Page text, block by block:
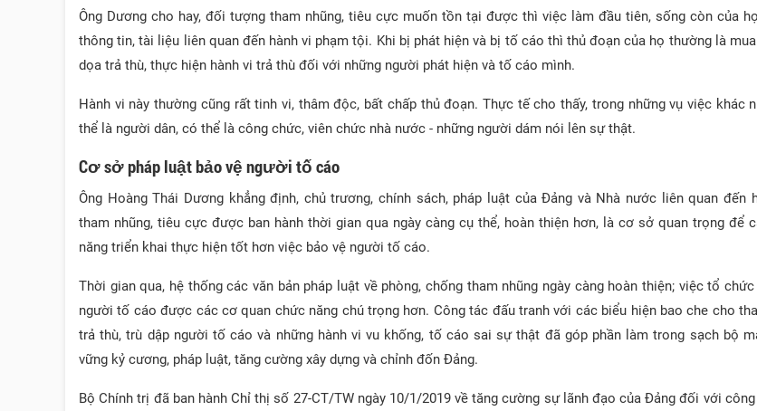
Ông Dương cho hay, đối tượng tham nhũng, tiêu cực muốn tồn tại được thì việc làm đầu tiên, sống còn của
thông tin, tài liệu liên quan đến hành vi phạm tội. Khi bị phát hiện và bị tố cáo thì thủ đoạn của họ thường là
dọa trả thù, thực hiện hành vi trả thù đối với những người phát hiện và tố cáo mình.
Hành vi này thường cũng rất tinh vi, thâm độc, bất chấp thủ đoạn. Thực tế cho thấy, trong những vụ việc khác
thể là người dân, có thể là công chức, viên chức nhà nước - những người dám nói lên sự thật.
Cơ sở pháp luật bảo vệ người tố cáo
Ông Hoàng Thái Dương khẳng định, chủ trương, chính sách, pháp luật của Đảng và Nhà nước liên quan đến
tham nhũng, tiêu cực được ban hành thời gian qua ngày càng cụ thể, hoàn thiện hơn, là cơ sở quan trọng để
năng triển khai thực hiện tốt hơn việc bảo vệ người tố cáo.
Thời gian qua, hệ thống các văn bản pháp luật về phòng, chống tham nhũng ngày càng hoàn thiện; việc tổ
người tố cáo được các cơ quan chức năng chú trọng hơn. Công tác đấu tranh với các biểu hiện bao che cho
trả thù, trù dập người tố cáo và những hành vi vu khống, tố cáo sai sự thật đã góp phần làm trong sạch bộ
vững kỷ cương, pháp luật, tăng cường xây dựng và chỉnh đốn Đảng.
Bộ Chính trị đã ban hành Chỉ thị số 27-CT/TW ngày 10/1/2019 về tăng cường sự lãnh đạo của Đảng đối với